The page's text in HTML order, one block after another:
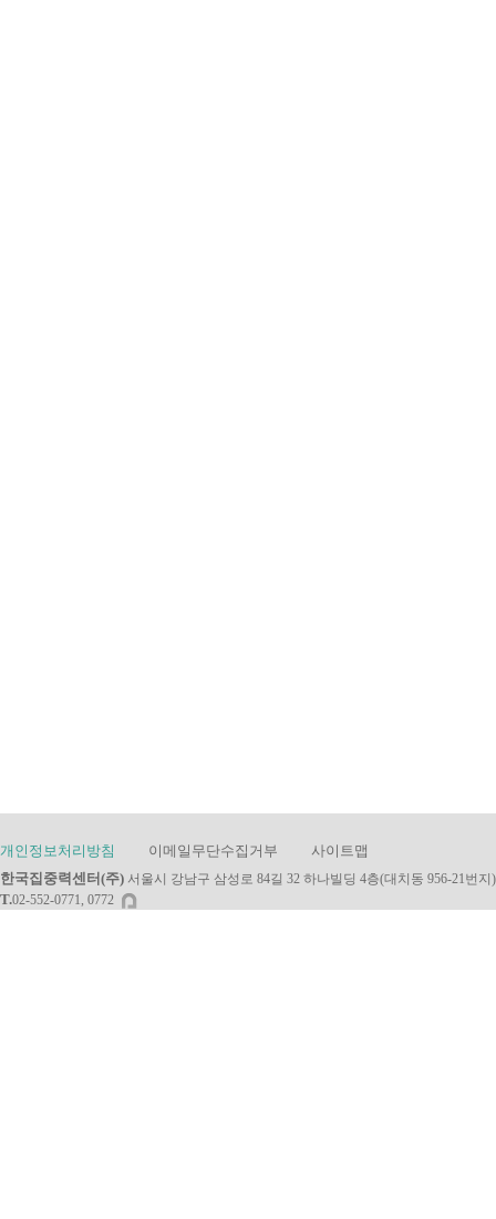
개인정보처리방침 이메일무단수집거부
사이트맵
한국집중력센터(주) 서울시 강남구 삼성로 84길 32 하나빌딩 4층(대치동 956-21번지)
T.02-552-0771, 0772